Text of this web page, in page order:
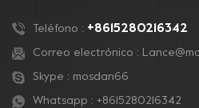
y se pueden montar
de respaldo rígida para
adaptarse a cualquier
máquina de piso.
Teléfono : +8615280216342
Correo electrónico :
Skype : mosdan66
Whatsapp : +8615280216342